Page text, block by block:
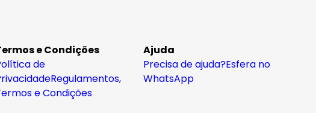
e Condições
de
Regulamentos,
e Condições
Ajuda
Precisa de ajuda?Esfera no
WhatsApp